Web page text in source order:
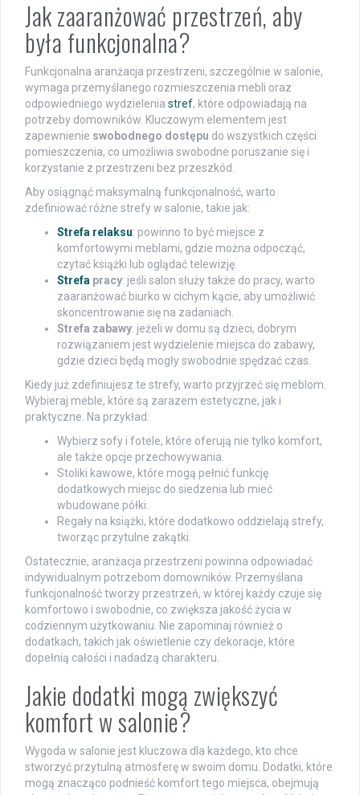
Jak zaaranżować przestrzeń, aby
była funkcjonalna?
Funkcjonalna aranżacja przestrzeni, szczególnie w salonie,
wymaga przemyślanego rozmieszczenia mebli oraz
odpowiedniego wydzielenia stref, które odpowiadają na
potrzeby domowników. Kluczowym elementem jest
zapewnienie swobodnego dostępu do wszystkich części
pomieszczenia, co umożliwia swobodne poruszanie się i
korzystanie z przestrzeni bez przeszkód.
Aby osiągnąć maksymalną funkcjonalność, warto
zdefiniować różne strefy w salonie, takie jak:
Strefa relaksu: powinno to być miejsce z
komfortowymi meblami, gdzie można odpocząć,
czytać książki lub oglądać telewizję.
Strefa pracy: jeśli salon służy także do pracy, warto
zaaranżować biurko w cichym kącie, aby umożliwić
skoncentrowanie się na zadaniach.
Strefa zabawy: jeżeli w domu są dzieci, dobrym
rozwiązaniem jest wydzielenie miejsca do zabawy,
gdzie dzieci będą mogły swobodnie spędzać czas.
Kiedy już zdefiniujesz te strefy, warto przyjrzeć się meblom.
Wybieraj meble, które są zarazem estetyczne, jak i
praktyczne. Na przykład:
Wybierz sofy i fotele, które oferują nie tylko komfort,
ale także opcje przechowywania.
Stoliki kawowe, które mogą pełnić funkcję
dodatkowych miejsc do siedzenia lub mieć
wbudowane półki.
Regały na książki, które dodatkowo oddzielają strefy,
tworząc przytulne zakątki.
Ostatecznie, aranżacja przestrzeni powinna odpowiadać
indywidualnym potrzebom domowników. Przemyślana
funkcjonalność tworzy przestrzeń, w której każdy czuje się
komfortowo i swobodnie, co zwiększa jakość życia w
codziennym użytkowaniu. Nie zapominaj również o
dodatkach, takich jak oświetlenie czy dekoracje, które
dopełnią całości i nadadzą charakteru.
Jakie dodatki mogą zwiększyć
komfort w salonie?
Wygoda w salonie jest kluczowa dla każdego, kto chce
stworzyć przytulną atmosferę w swoim domu. Dodatki, które
mogą znacząco podnieść komfort tego miejsca, obejmują